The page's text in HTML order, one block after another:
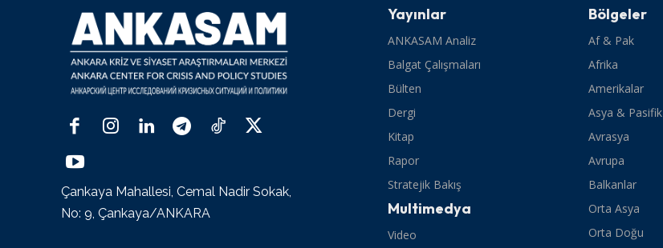
Çankaya Mahallesi, Cemal Nadir Sokak,
No: 9, Çankaya/ANKARA
Yayınlar
ANKASAM Analiz
Balgat Çalışmaları
Bülten
Dergi
Kitap
Rapor
Stratejik Bakış
Multimedya
Video
Bölgeler
Af & Pak
Afrika
Amerikalar
Asya & Pasifik
Avrasya
Avrupa
Balkanlar
Orta Asya
Orta Doğu